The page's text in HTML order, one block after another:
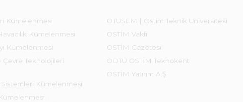
Kümelenmesi
Kümelenmesi
Kümelenmesi
Teknolojileri
Sistemleri Kümelenmesi
OTÜSEM | Ostim Teknik Üniversitesi
OSTİM Vakfı
OSTİM Gazetesi
ODTÜ OSTİM Teknokent
OSTİM Yatırım A.Ş.